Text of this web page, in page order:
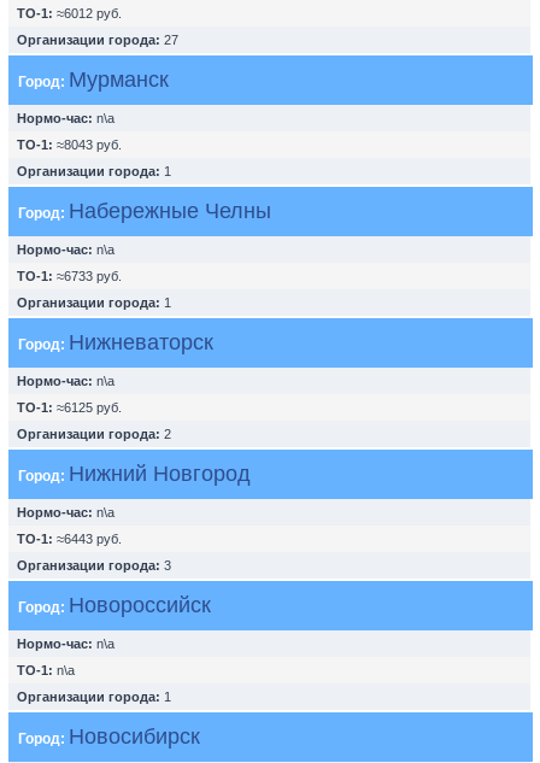
ТО-1: ≈6012 руб.
Организации города: 27
Город: Мурманск
Нормо-час: n\a
ТО-1: ≈8043 руб.
Организации города: 1
Город: Набережные Челны
Нормо-час: n\a
ТО-1: ≈6733 руб.
Организации города: 1
Город: Нижневаторск
Нормо-час: n\a
ТО-1: ≈6125 руб.
Организации города: 2
Город: Нижний Новгород
Нормо-час: n\a
ТО-1: ≈6443 руб.
Организации города: 3
Город: Новороссийск
Нормо-час: n\a
ТО-1: n\a
Организации города: 1
Город: Новосибирск